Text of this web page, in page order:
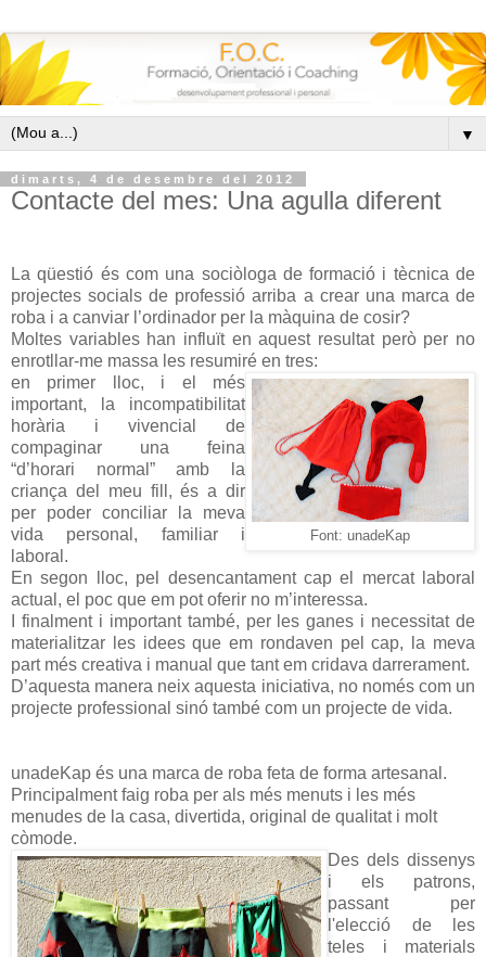
▼
dimarts, 4 de desembre del 2012
Contacte del mes: Una agulla diferent
La qüestió és com una sociòloga de formació i tècnica de
projectes socials de professió arriba a crear una marca de
roba i a canviar l’ordinador per la màquina de cosir?
Moltes variables han influït en aquest resultat però per no
enrotllar-me massa les resumiré en tres:
Font: unadeKap
en primer lloc, i el més
important, la incompatibilitat
horària i vivencial de
compaginar una feina
“d’horari normal” amb la
criança del meu fill, és a dir
per poder conciliar la meva
vida personal, familiar i
laboral.
En segon lloc, pel desencantament cap el mercat laboral
actual, el poc que em pot oferir no m’interessa.
I finalment i important també, per les ganes i necessitat de
materialitzar les idees que em rondaven pel cap, la meva
part més creativa i manual que tant em cridava darrerament.
D’aquesta manera neix aquesta iniciativa, no només com un
projecte professional sinó també com un projecte de vida.
unadeKap és una marca de roba feta de forma artesanal.
Principalment faig roba per als més menuts i les més
menudes de la casa, divertida, original de qualitat i molt
còmode.
Des dels dissenys
i els patrons,
passant per
l'elecció de les
teles i materials